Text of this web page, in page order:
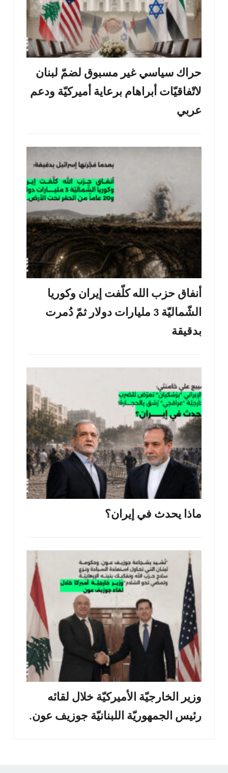
حراك سياسي غير مسبوق لضمّ لبنان
لاتّفاقيّات أبراهام برعاية أميركيّة ودعم
عربي
أنفاق حزب الله كلّفت إيران وكوريا
الشّماليّة 3 مليارات دولار ثمّ دُمرت
بدقيقة
ماذا يحدث في إيران؟
وزير الخارجيّة الأميركيّة خلال لقائه
رئيس الجمهوريّة اللبنانيّة جوزيف عون.